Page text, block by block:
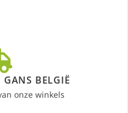
BELGIË
onze winkels